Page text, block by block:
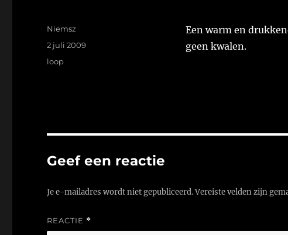
Een warm en
geen kwalen.
Auteur
Niemsz
Geplaatst
op
2 juli 2009
Tags
loop
Geef een reactie
Je e-mailadres wordt niet gepubliceerd.Vereiste velden zijn
REACTIE *